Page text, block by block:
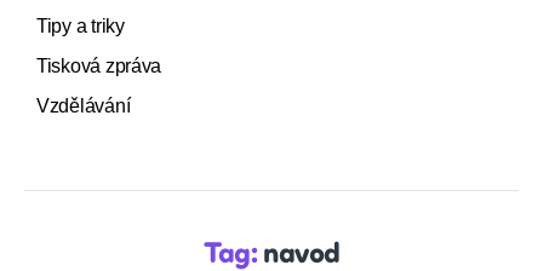
Tipy a triky
Tisková zpráva
Vzdělávání
Tag: navod